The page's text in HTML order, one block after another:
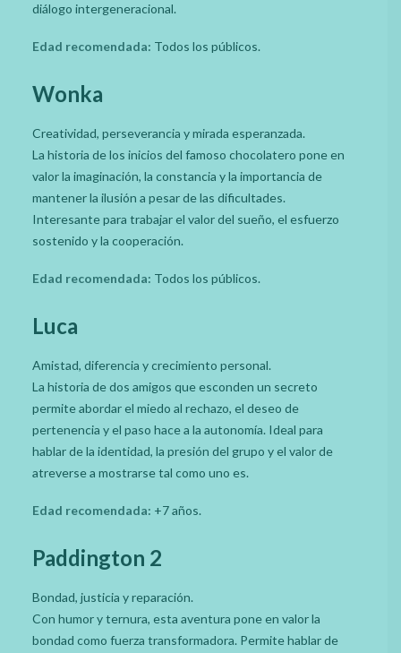
diálogo intergeneracional.
Edad recomendada: Todos los públicos.
Wonka
Creatividad, perseverancia y mirada esperanzada.
La historia de los inicios del famoso chocolatero pone en
valor la imaginación, la constancia y la importancia de
mantener la ilusión a pesar de las dificultades.
Interesante para trabajar el valor del sueño, el esfuerzo
sostenido y la cooperación.
Edad recomendada: Todos los públicos.
Luca
Amistad, diferencia y crecimiento personal.
La historia de dos amigos que esconden un secreto
permite abordar el miedo al rechazo, el deseo de
pertenencia y el paso hace a la autonomía. Ideal para
hablar de la identidad, la presión del grupo y el valor de
atreverse a mostrarse tal como uno es.
Edad recomendada: +7 años.
Paddington 2
Bondad, justicia y reparación.
Con humor y ternura, esta aventura pone en valor la
bondad como fuerza transformadora. Permite hablar de